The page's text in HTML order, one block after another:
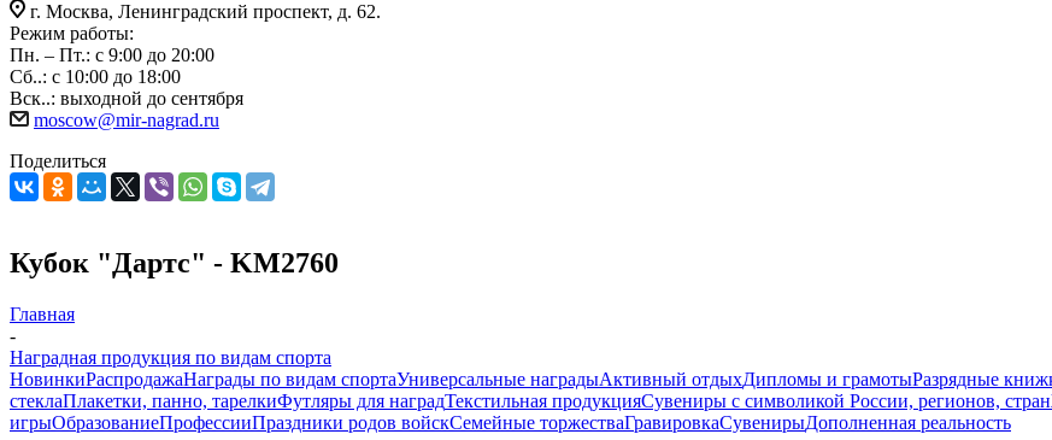
г. Москва, Ленинградский проспект, д. 62.
Режим работы:
Пн. – Пт.: с 9:00 до 20:00
Сб..: с 10:00 до 18:00
Вск..: выходной до сентября
moscow@mir-nagrad.ru
Поделиться
Кубок "Дартс" - KM2760
Главная
-
Наградная продукция по видам спорта
НовинкиРаспродажаНаграды по видам спортаУниверсальные наградыАктивный отдыхДипломы и грамотыРазрядные
стеклаПлакетки, панно, тарелкиФутляры для наградТекстильная продукцияСувениры с символикой России, регионов, стран
игрыОбразованиеПрофессииПраздники родов войскСемейные торжестваГравировкаСувенирыДополненная реальность